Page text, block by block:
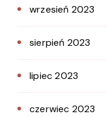
wrzesień 2023
sierpień 2023
lipiec 2023
czerwiec 2023